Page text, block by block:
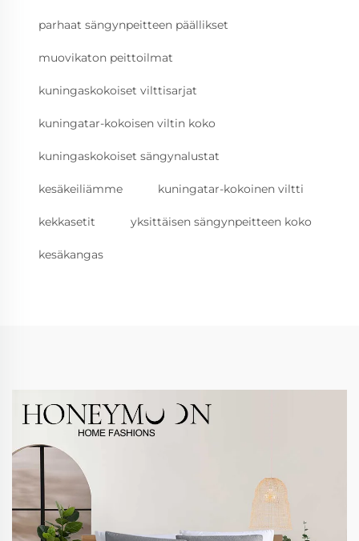
parhaat sängynpeitteen päällikset
muovikaton peittoilmat
kuningaskokoiset vilttisarjat
kuningatar-kokoisen viltin koko
kuningaskokoiset sängynalustat
kesäkeiliämme kuningatar-kokoinen viltti
kekkasetit yksittäisen sängynpeitteen koko
kesäkangas